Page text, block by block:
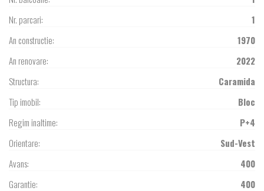
Nr. parcari:
1
An constructie:
1970
An renovare:
2022
Structura:
Caramida
Tip imobil:
Bloc
Regim inaltime:
P+4
Orientare:
Sud-Vest
Avans:
400
Garantie:
400